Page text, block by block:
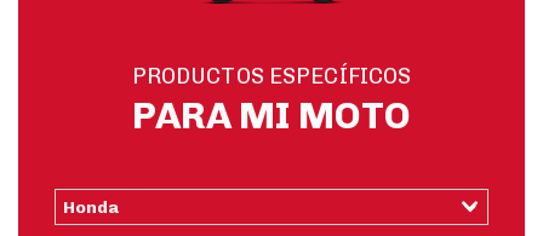
PRODUCTOS ESPECÍFICOS
PARA MI MOTO